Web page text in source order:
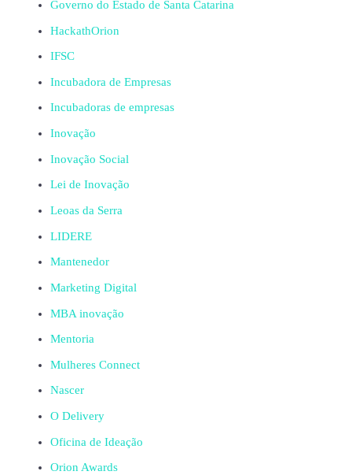
Governo do Estado de Santa Catarina
HackathOrion
IFSC
Incubadora de Empresas
Incubadoras de empresas
Inovação
Inovação Social
Lei de Inovação
Leoas da Serra
LIDERE
Mantenedor
Marketing Digital
MBA inovação
Mentoria
Mulheres Connect
Nascer
O Delivery
Oficina de Ideação
Orion Awards